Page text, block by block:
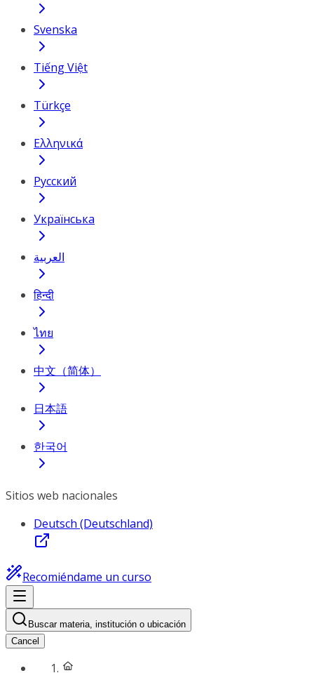
Svenska
Tiếng Việt
Türkçe
Ελληνικά
Русский
Українська
العربية
हिन्दी
ไทย
中文（简体）
日本語
한국어
Sitios web nacionales
Deutsch (Deutschland)
Recomiéndame un curso
Buscar materia, institución o ubicación
Cancel